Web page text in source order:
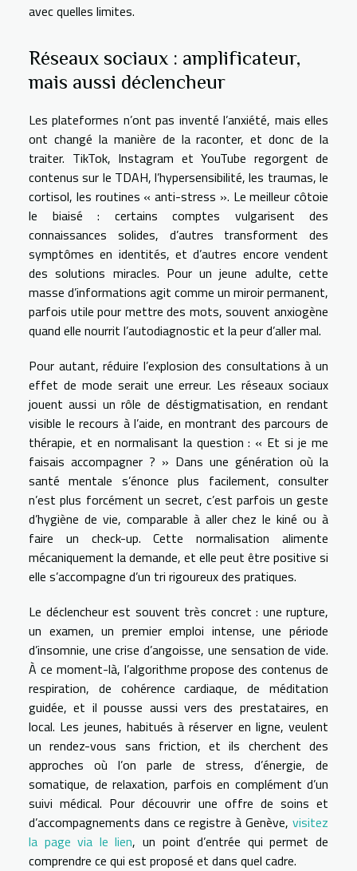
avec quelles limites.
Réseaux sociaux : amplificateur,
mais aussi déclencheur
Les plateformes n’ont pas inventé l’anxiété, mais elles
ont changé la manière de la raconter, et donc de la
traiter. TikTok, Instagram et YouTube regorgent de
contenus sur le TDAH, l’hypersensibilité, les traumas, le
cortisol, les routines « anti-stress ». Le meilleur côtoie
le biaisé : certains comptes vulgarisent des
connaissances solides, d’autres transforment des
symptômes en identités, et d’autres encore vendent
des solutions miracles. Pour un jeune adulte, cette
masse d’informations agit comme un miroir permanent,
parfois utile pour mettre des mots, souvent anxiogène
quand elle nourrit l’autodiagnostic et la peur d’aller mal.
Pour autant, réduire l’explosion des consultations à un
effet de mode serait une erreur. Les réseaux sociaux
jouent aussi un rôle de déstigmatisation, en rendant
visible le recours à l’aide, en montrant des parcours de
thérapie, et en normalisant la question : « Et si je me
faisais accompagner ? » Dans une génération où la
santé mentale s’énonce plus facilement, consulter
n’est plus forcément un secret, c’est parfois un geste
d’hygiène de vie, comparable à aller chez le kiné ou à
faire un check-up. Cette normalisation alimente
mécaniquement la demande, et elle peut être positive si
elle s’accompagne d’un tri rigoureux des pratiques.
Le déclencheur est souvent très concret : une rupture,
un examen, un premier emploi intense, une période
d’insomnie, une crise d’angoisse, une sensation de vide.
À ce moment-là, l’algorithme propose des contenus de
respiration, de cohérence cardiaque, de méditation
guidée, et il pousse aussi vers des prestataires, en
local. Les jeunes, habitués à réserver en ligne, veulent
un rendez-vous sans friction, et ils cherchent des
approches où l’on parle de stress, d’énergie, de
somatique, de relaxation, parfois en complément d’un
suivi médical. Pour découvrir une offre de soins et
d’accompagnements dans ce registre à Genève, visitez
la page via le lien, un point d’entrée qui permet de
comprendre ce qui est proposé et dans quel cadre.